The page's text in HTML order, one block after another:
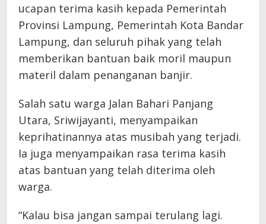
ucapan terima kasih kepada Pemerintah
Provinsi Lampung, Pemerintah Kota Bandar
Lampung, dan seluruh pihak yang telah
memberikan bantuan baik moril maupun
materil dalam penanganan banjir.
Salah satu warga Jalan Bahari Panjang
Utara, Sriwijayanti, menyampaikan
keprihatinannya atas musibah yang terjadi.
Ia juga menyampaikan rasa terima kasih
atas bantuan yang telah diterima oleh
warga.
“Kalau bisa jangan sampai terulang lagi.